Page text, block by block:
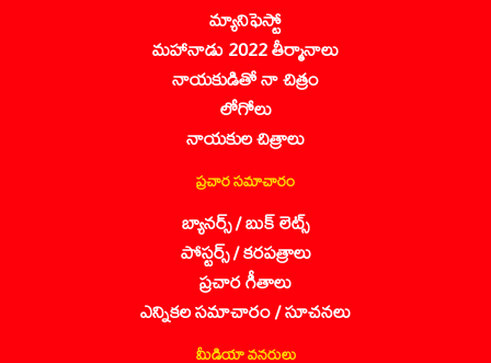
మ్యానిఫెస్టో
మహానాడు 2022 తీర్మానాలు
నాయకుడితో నా చిత్రం
లోగోలు
నాయకుల చిత్రాలు
ప్రచార సమాచారం
బ్యానర్స్ / బుక్ లెట్స్
పోస్టర్స్ / కరపత్రాలు
ప్రచార గీతాలు
ఎన్నికల సమాచారం / సూచనలు
మీడియా వనరులు